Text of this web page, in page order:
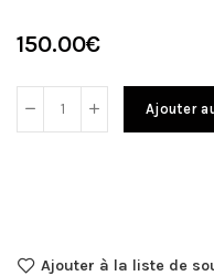
150.00€
Ajouter
Ajouter à la liste de